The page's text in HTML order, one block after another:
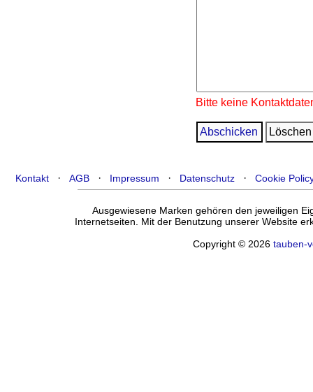
Bitte keine
Kontakt ·AGB · Impressum · Datenschutz ·Cookie
Ausgewiesene Marken gehören den jeweiligen
Internetseiten. Mit der Benutzung unserer Website
Copyright © 2026tauben-